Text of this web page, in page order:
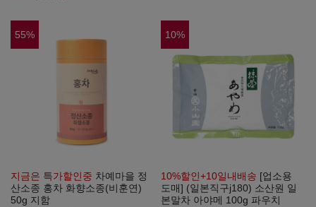
55%
지금은 특가할인중 차예마을 정
산소종 홍차 화향소종(비훈연)
50g 지함
10%
10%할인+10일내배송 [업소용
도매] (일본직구j180) 소산원 일
본말차 아야메 100g 파우치